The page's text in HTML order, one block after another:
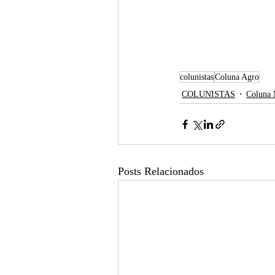
colunistasColuna Agro
COLUNISTAS
Coluna
Posts Relacionados